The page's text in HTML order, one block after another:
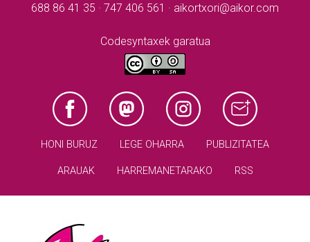
688 86 41 35 · 747 406 561 · aikortxori@aikor.com
Codesyntaxek garatua
HONI BURUZ LEGE OHARRA PUBLIZITATEA
ARAUAK HARREMANETARAKO RSS